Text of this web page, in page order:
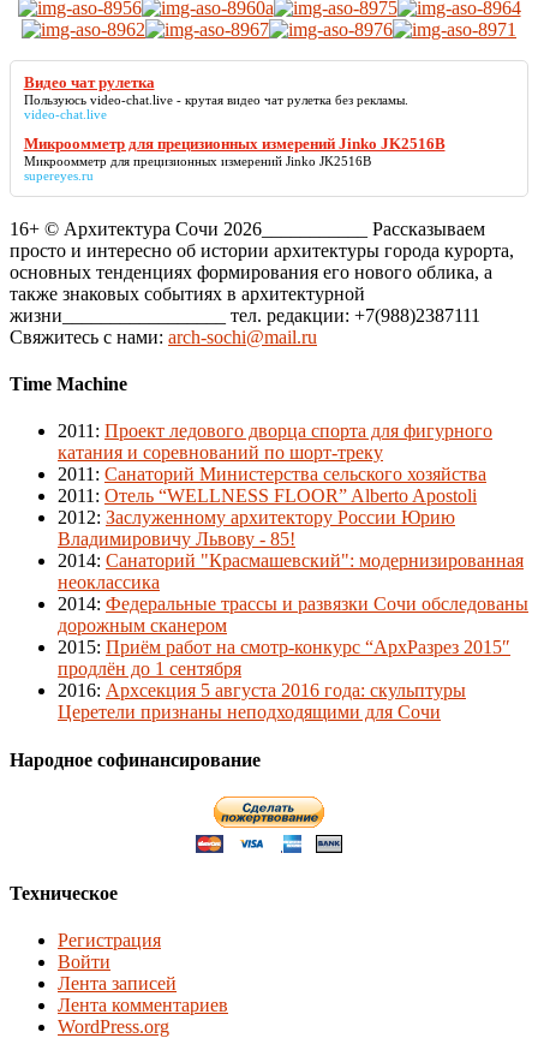
Видео чат рулетка
Пользуюсь video-chat.live - крутая видео чат рулеткабез рекламы.
video-chat.live
Микроомметр для прецизионных измерений Jinko JK2516B
Микроомметр для прецизионных измерений Jinko JK2516B
supereyes.ru
16+ © Архитектура Сочи 2026___________ Рассказываем
просто и интересно об истории архитектуры города курорта,
основных тенденциях формирования его нового облика, а
также знаковых событиях в архитектурной
жизни_________________ тел. редакции: +7(988)2387111
Свяжитесь с нами: arch-sochi@mail.ru
Time Machine
2011: Проект ледового дворца спорта для фигурного
катания и соревнований по шорт-треку
2011: Санаторий Министерства сельского хозяйства
2011: Отель “WELLNESS FLOOR” Alberto Apostoli
2012: Заслуженному архитектору России Юрию
Владимировичу Львову - 85!
2014: Санаторий "Красмашевский": модернизированная
неоклассика
2014: Федеральные трассы и развязки Сочи обследованы
дорожным сканером
2015: Приём работ на смотр-конкурс “АрхРазрез 2015″
продлён до 1 сентября
2016: Архсекция 5 августа 2016 года: скульптуры
Церетели признаны неподходящими для Сочи
Народное софинансирование
Техническое
Регистрация
Войти
Лента записей
Лента комментариев
WordPress.org